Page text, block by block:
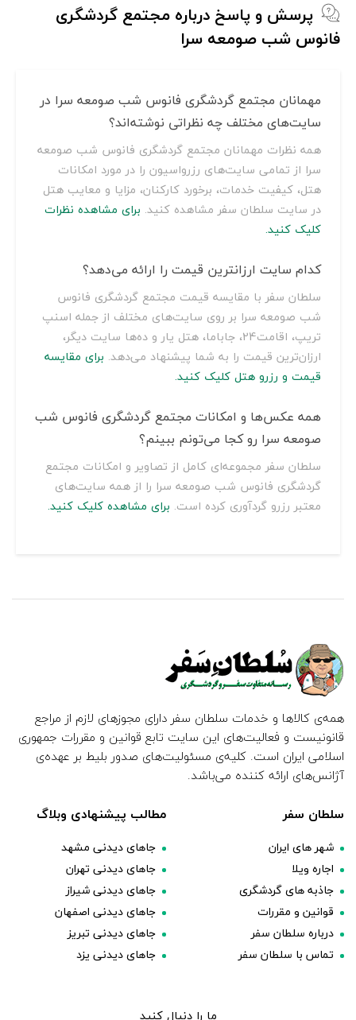
پرسش و پاسخ درباره مجتمع گردشگری
فانوس شب صومعه سرا
مهمانان مجتمع گردشگری فانوس شب صومعه سرا در
سایت‌های مختلف چه نظراتی نوشته‌اند؟
همه نظرات مهمانان مجتمع گردشگری فانوس شب صومعه
سرا از تمامی سایت‌های رزرواسیون را در مورد امکانات
هتل، کیفیت خدمات، برخورد کارکنان، مزایا و معایب هتل
در سایت سلطان سفر مشاهده کنید. برای مشاهده نظرات
کلیک کنید.
کدام سایت ارزانترین قیمت را ارائه می‌دهد؟
سلطان سفر با مقایسه قیمت مجتمع گردشگری فانوس
شب صومعه سرا بر روی سایت‌های مختلف از جمله اسنپ
تریپ، اقامت24، جاباما، هتل یار و ده‌ها سایت دیگر،
ارزان‌ترین قیمت را به شما پیشنهاد می‌دهد. برای مقایسه
قیمت و رزرو هتل کلیک کنید.
همه عکس‌ها و امکانات مجتمع گردشگری فانوس شب
صومعه سرا رو کجا می‌تونم ببینم؟
سلطان سفر مجموعه‌ای کامل از تصاویر و امکانات مجتمع
گردشگری فانوس شب صومعه سرا را از همه سایت‌های
معتبر رزرو گردآوری کرده است. برای مشاهده کلیک کنید.
همه‌ی کالاها و خدمات سلطان سفر دارای مجوزهای لازم از مراجع
قانونیست و فعالیت‌های این سایت تابع قوانین و مقررات جمهوری
اسلامی ایران است. کلیه‌ی مسئولیت‌های صدور بلیط بر عهده‌ی
آژانس‌های ارائه کننده می‌باشد.
سلطان سفر
شهر های ایران
اجاره ویلا
جاذبه های گردشگری
قوانین و مقررات
درباره سلطان سفر
تماس با سلطان سفر
مطالب پیشنهادی وبلاگ
جاهای دیدنی مشهد
جاهای دیدنی تهران
جاهای دیدنی شیراز
جاهای دیدنی اصفهان
جاهای دیدنی تبریز
جاهای دیدنی یزد
ما را دنبال کنید